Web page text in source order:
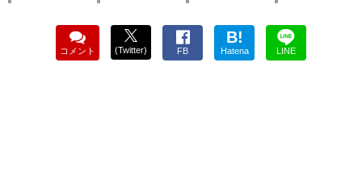
コメント (Twitter) FB
B!
Hatena LINE